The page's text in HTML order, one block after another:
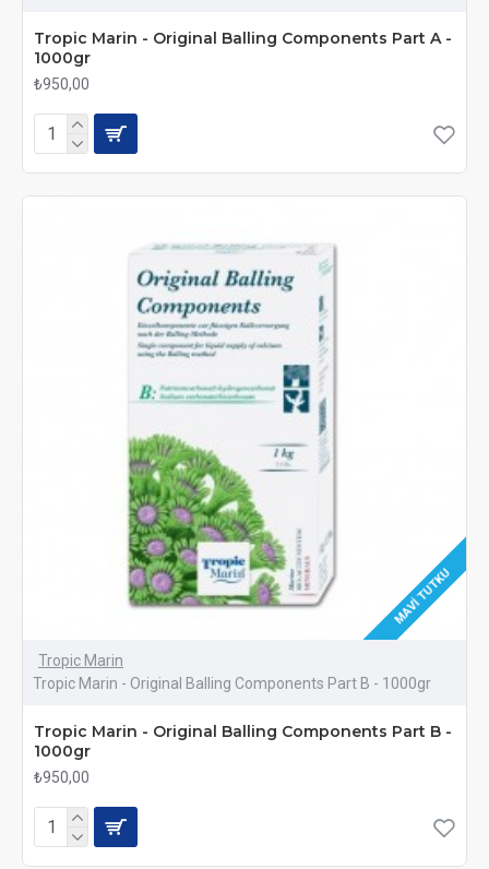
Tropic Marin - Original Balling Components Part A -
1000gr
₺950,00
MAVI TUTKU
Tropic Marin
Tropic Marin - Original Balling Components Part B - 1000gr
Tropic Marin - Original Balling Components Part B -
1000gr
₺950,00